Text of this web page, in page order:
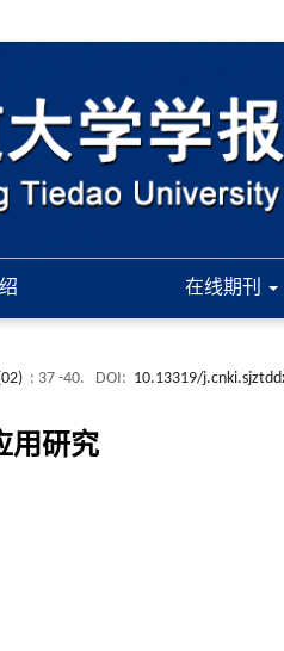
在线期刊
: 37 -40. DOI: 10.13319/
用研究